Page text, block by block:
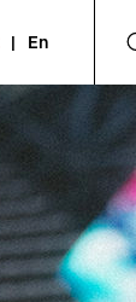
| En